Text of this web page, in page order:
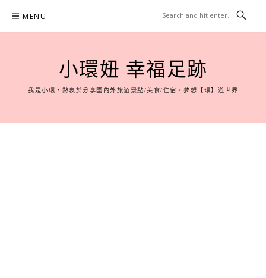
content
MENU
小環妞 幸福足跡
我是小環，熱衷於分享國內外旅遊景點/美食/住宿，夢想【環】遊世界